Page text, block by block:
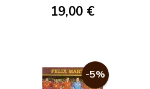
19,00 €
-5%